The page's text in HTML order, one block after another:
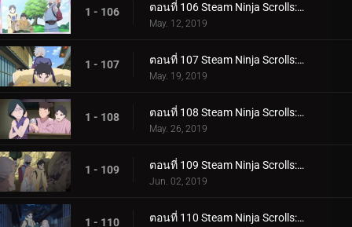
1 - 106 ตอนที่ 106 Steam Ninja Scrolls: ภารกิจระดับ S!
May. 12, 2019
1 - 107 ตอนที่ 107 Steam Ninja Scrolls: สงครามสุนัขและแมว!
May. 19, 2019
1 - 108 ตอนที่ 108 Steam Ninja Scrolls: โรงแรมผีสิง!
May. 26, 2019
1 - 109 ตอนที่ 109 Steam Ninja Scrolls: มันฝรั่งแผ่นทอดและก้อนหินยักษ์!
Jun. 02, 2019
1 - 110 ตอนที่ 110 Steam Ninja Scrolls: น้ำพุร้อนฟื้นคืนชีพ!